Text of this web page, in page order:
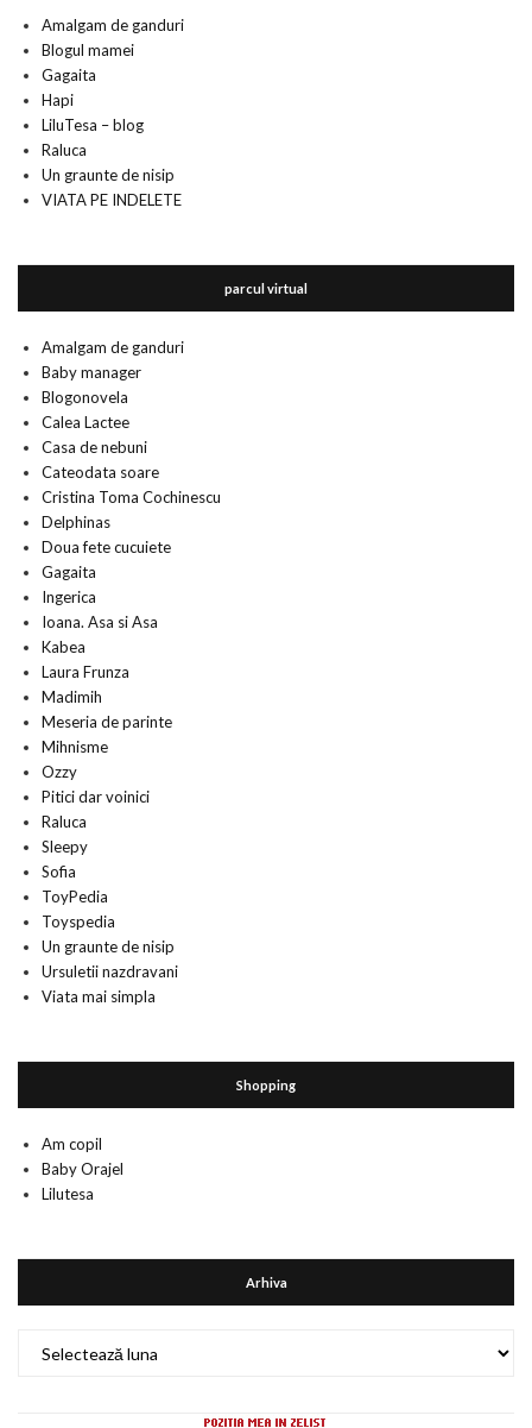
Amalgam de ganduri
Blogul mamei
Gagaita
Hapi
LiluTesa – blog
Raluca
Un graunte de nisip
VIATA PE INDELETE
parcul virtual
Amalgam de ganduri
Baby manager
Blogonovela
Calea Lactee
Casa de nebuni
Cateodata soare
Cristina Toma Cochinescu
Delphinas
Doua fete cucuiete
Gagaita
Ingerica
Ioana. Asa si Asa
Kabea
Laura Frunza
Madimih
Meseria de parinte
Mihnisme
Ozzy
Pitici dar voinici
Raluca
Sleepy
Sofia
ToyPedia
Toyspedia
Un graunte de nisip
Ursuletii nazdravani
Viata mai simpla
Shopping
Am copil
Baby Orajel
Lilutesa
Arhiva